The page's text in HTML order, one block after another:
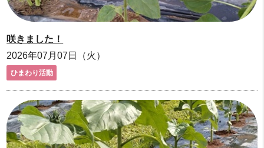
咲きました！
2026年07月07日（火）
ひまわり活動